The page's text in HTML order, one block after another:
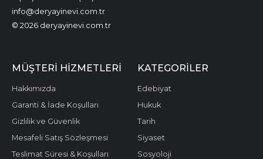
info@deryayinevi.com.tr
© 2026 deryayinevi.com.tr
MÜŞTERI HIZMETLERI
Hakkımızda
Garanti & İade Koşulları
Gizlilik ve Güvenlik
Mesafeli Satış Sözleşmesi
Teslimat Süresi & Koşulları
KATEGORILER
Edebiyat
Hukuk
Tarih
Siyaset
Sosyoloji